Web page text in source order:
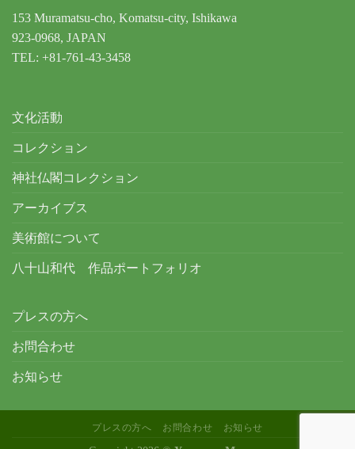
153 Muramatsu-cho, Komatsu-city, Ishikawa
923-0968, JAPAN
TEL: +81-761-43-3458
文化活動
コレクション
神社仏閣コレクション
アーカイブス
美術館について
八十山和代 作品ポートフォリオ
プレスの方へ
お問合わせ
お知らせ
プレスの方へ お問合わせ お知らせ